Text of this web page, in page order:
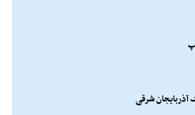
آذربایجان شرقی